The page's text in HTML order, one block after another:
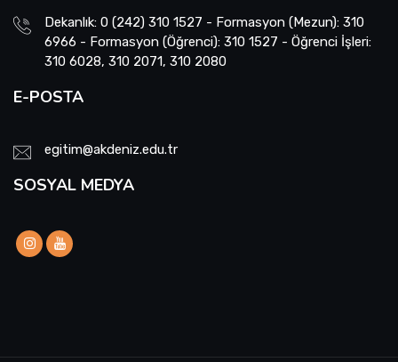
Dekanlık: 0 (242) 310 1527 - Formasyon (Mezun): 310
6966 - Formasyon (Öğrenci): 310 1527 - Öğrenci İşleri:
310 6028, 310 2071, 310 2080
E-POSTA
egitim@akdeniz.edu.tr
SOSYAL MEDYA